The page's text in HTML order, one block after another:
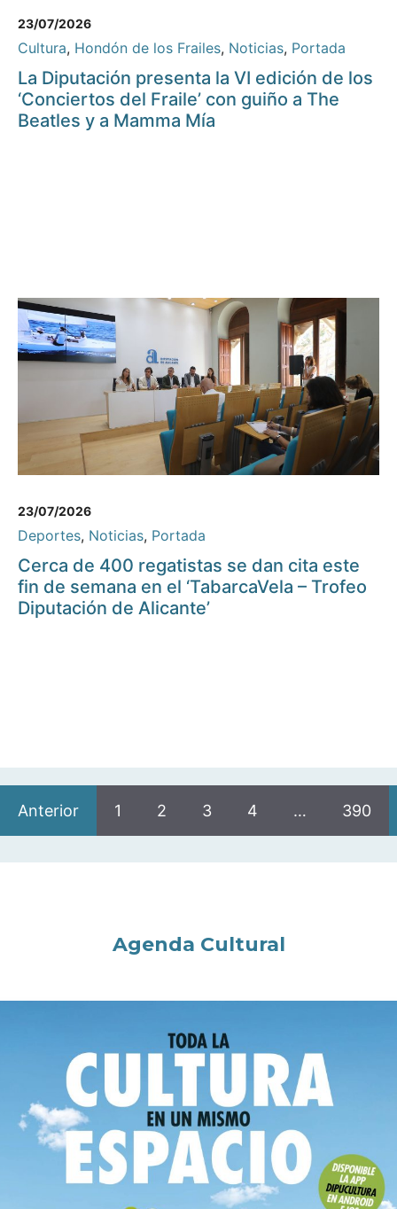
23/07/2026
Cultura, Hondón de los Frailes, Noticias, Portada
La Diputación presenta la VI edición de los
‘Conciertos del Fraile’ con guiño a The
Beatles y a Mamma Mía
23/07/2026
Deportes, Noticias, Portada
Cerca de 400 regatistas se dan cita este
fin de semana en el ‘TabarcaVela – Trofeo
Diputación de Alicante’
Anterior 1 2 3 4 … 390
Agenda Cultural